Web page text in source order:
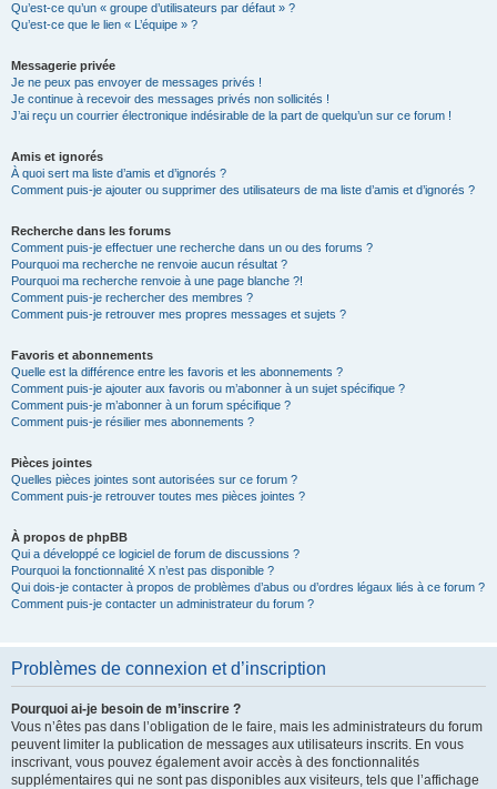
Qu’est-ce qu’un « groupe d’utilisateurs par défaut » ?
Qu’est-ce que le lien « L’équipe » ?
Messagerie privée
Je ne peux pas envoyer de messages privés !
Je continue à recevoir des messages privés non sollicités !
J’ai reçu un courrier électronique indésirable de la part de quelqu’un sur ce forum !
Amis et ignorés
À quoi sert ma liste d’amis et d’ignorés ?
Comment puis-je ajouter ou supprimer des utilisateurs de ma liste d’amis et d’ignorés ?
Recherche dans les forums
Comment puis-je effectuer une recherche dans un ou des forums ?
Pourquoi ma recherche ne renvoie aucun résultat ?
Pourquoi ma recherche renvoie à une page blanche ?!
Comment puis-je rechercher des membres ?
Comment puis-je retrouver mes propres messages et sujets ?
Favoris et abonnements
Quelle est la différence entre les favoris et les abonnements ?
Comment puis-je ajouter aux favoris ou m’abonner à un sujet spécifique ?
Comment puis-je m’abonner à un forum spécifique ?
Comment puis-je résilier mes abonnements ?
Pièces jointes
Quelles pièces jointes sont autorisées sur ce forum ?
Comment puis-je retrouver toutes mes pièces jointes ?
À propos de phpBB
Qui a développé ce logiciel de forum de discussions ?
Pourquoi la fonctionnalité X n’est pas disponible ?
Qui dois-je contacter à propos de problèmes d’abus ou d’ordres légaux liés à ce forum ?
Comment puis-je contacter un administrateur du forum ?
Problèmes de connexion et d’inscription
Pourquoi ai-je besoin de m’inscrire ?
Vous n’êtes pas dans l’obligation de le faire, mais les administrateurs du forum
peuvent limiter la publication de messages aux utilisateurs inscrits. En vous
inscrivant, vous pouvez également avoir accès à des fonctionnalités
supplémentaires qui ne sont pas disponibles aux visiteurs, tels que l’affichage